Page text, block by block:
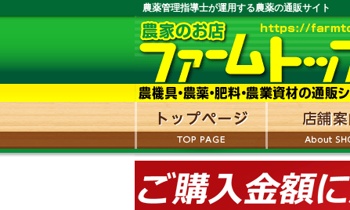
農薬管理指導士が運用する農薬の通販サイト